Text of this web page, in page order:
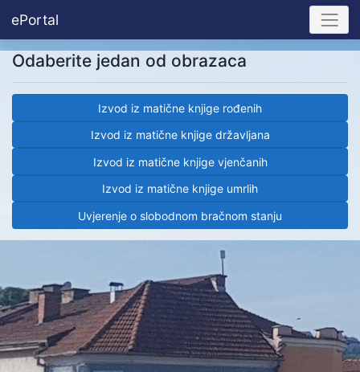
ePortal
Odaberite jedan od obrazaca